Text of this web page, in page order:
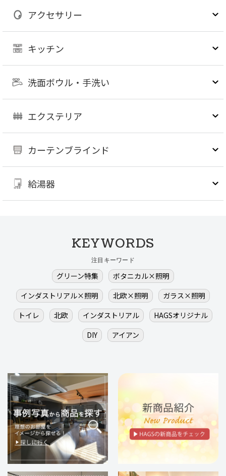
アクセサリー
キッチン
洗面ボウル・手洗い
エクステリア
カーテンブラインド
給湯器
KEYWORDS
注目キーワード
グリーン特集
ボタニカル×照明
インダストリアル×照明
北欧×照明
ガラス×照明
トイレ
北欧 インダストリアル
HAGSオリジナル
DIY
アイアン